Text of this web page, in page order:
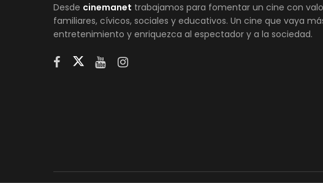
Desde cinemanet trabajamos para fomentar un cine con
familiares, cívicos, sociales y educativos. Un cine que vaya
entretenimiento y enriquezca al espectador y a la sociedad.